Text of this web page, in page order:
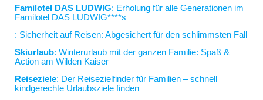
Familotel DAS LUDWIG: Erholung für alle Generationen im
Familotel DAS LUDWIG****s
: Sicherheit auf Reisen: Abgesichert für den schlimmsten Fall
Skiurlaub: Winterurlaub mit der ganzen Familie: Spaß &
Action am Wilden Kaiser
Reiseziele: Der Reisezielfinder für Familien – schnell
kindgerechte Urlaubsziele finden